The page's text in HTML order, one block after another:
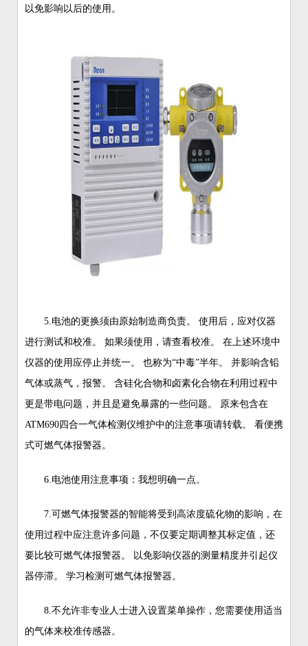
以免影响以后的使用。
5.电池的更换须由原始制造商负责。 使用后，应对仪器
进行测试和校准。 如果须使用，请查看校准。 在上述环境中
仪器的使用应停止并统一。 也称为“中毒”半年。 并影响含铅
气体或蒸气，报警。 含硅化合物和卤素化合物在利用过程中
更是带电问题，并且是避免暴露的一些问题。 原来包含在
ATM690四合一气体检测仪维护中的注意事项请转载。 看便携
式可燃气体报警器。
6.电池使用注意事项：我想明确一点。
7.可燃气体报警器的智能将受到高浓度硫化物的影响，在
使用过程中应注意许多问题，不仅要定期调整其标定值，还
要比较可燃气体报警器。 以免影响仪器的测量精度并引起仪
器停滞。 学习检测可燃气体报警器。
8.不允许非专业人士进入设置菜单操作，您需要使用适当
的气体来校准传感器。